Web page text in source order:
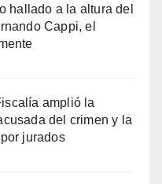
hallado a la altura del
Cappi, el
amplió la
del crimen y la
jurados